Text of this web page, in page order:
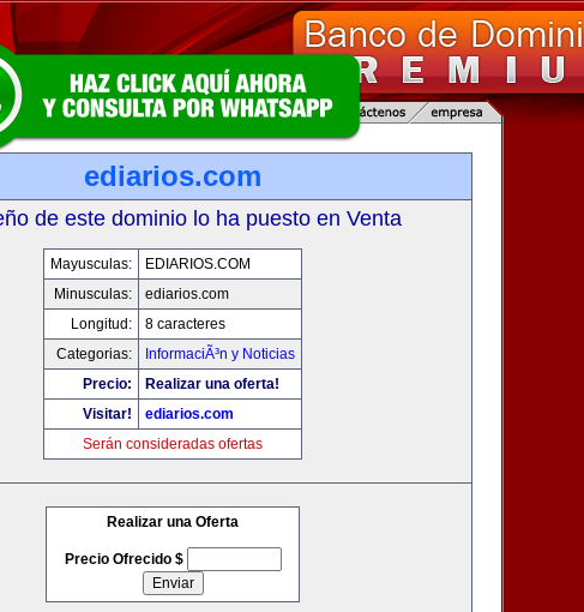
ediarios.com
de este dominio lo ha puesto en Venta
Mayusculas:
EDIARIOS.COM
Minusculas:
ediarios.com
Longitud:
8 caracteres
Categorias:
InformaciÃ³n y Noticias
Precio:
Realizar una oferta!
Visitar!
ediarios.com
Serán consideradas ofertas
Realizar una Oferta
Precio Ofrecido $